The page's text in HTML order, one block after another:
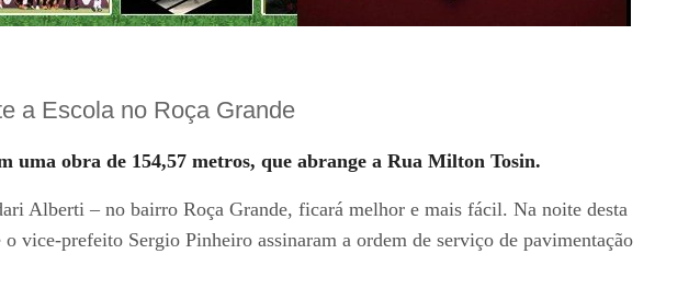
a Escola no Roça Grande
uma obra de 154,57 metros, que abrange a Rua Milton Tosin.
Alberti – no bairro Roça Grande, ficará melhor e mais fácil. Na noite desta
vice-prefeito Sergio Pinheiro assinaram a ordem de serviço de pavimentação